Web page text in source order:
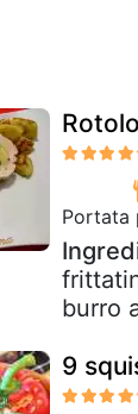
Portata
burro
9